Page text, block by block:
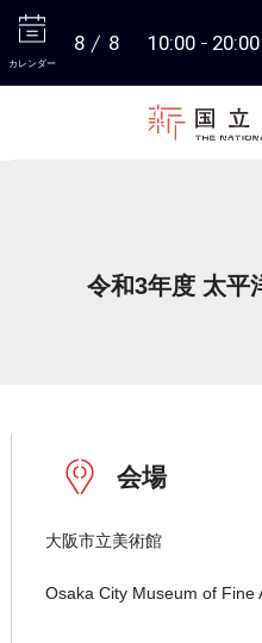
カレンダー
8 8 10:00 20:00
令和3年度 太平
会場
大阪市立美術館
Osaka City Museum of Fine